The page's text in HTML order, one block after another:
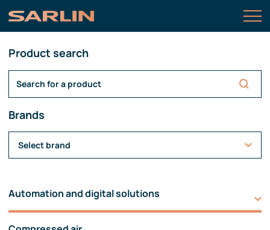
Product search
Brands
Select brand
Automation and digital solutions